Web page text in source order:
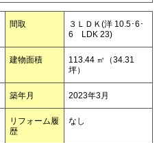
間取
３ＬＤＫ(洋 10.5･6･
6 LDK 23)
建物面積
113.44 ㎡（34.31
坪）
築年月 2023年3月
リフォーム履
歴
なし